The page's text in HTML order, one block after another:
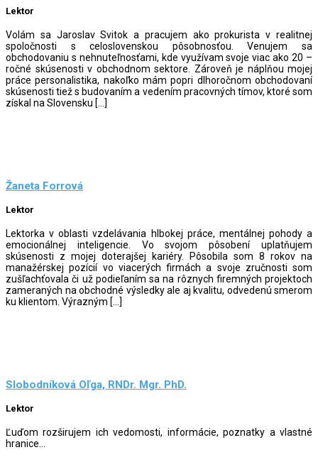
Lektor
Volám sa Jaroslav Svitok a pracujem ako prokurista v realitnej
spoločnosti s celoslovenskou pôsobnosťou. Venujem sa
obchodovaniu s nehnuteľnosťami, kde využívam svoje viac ako 20 –
ročné skúsenosti v obchodnom sektore. Zároveň je náplňou mojej
práce personalistika, nakoľko mám popri dlhoročnom obchodovaní
skúsenosti tiež s budovaním a vedením pracovných tímov, ktoré som
získal na Slovensku […]
Žaneta Forrová
Lektor
Lektorka v oblasti vzdelávania hlbokej práce, mentálnej pohody a
emocionálnej inteligencie. Vo svojom pôsobení uplatňujem
skúsenosti z mojej doterajšej kariéry. Pôsobila som 8 rokov na
manažérskej pozícií vo viacerých firmách a svoje zručnosti som
zušľachťovala či už podieľaním sa na rôznych firemných projektoch
zameraných na obchodné výsledky ale aj kvalitu, odvedenú smerom
ku klientom. Výrazným […]
Slobodníková Oľga, RNDr. Mgr. PhD.
Lektor
Ľuďom rozširujem ich vedomosti, informácie, poznatky a vlastné
hranice...